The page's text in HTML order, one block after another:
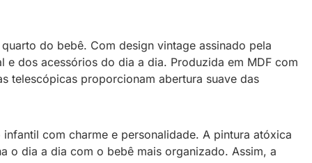
do bebê. Com design vintage assinado pela
dos acessórios do dia a dia. Produzida em MDF com
telescópicas proporcionam abertura suave das
com charme e personalidade. A pintura atóxica
o dia a dia com o bebê mais organizado. Assim, a